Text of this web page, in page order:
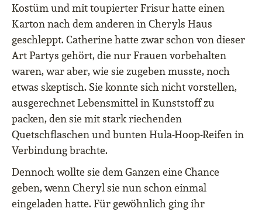
Kostüm und mit toupierter Frisur hatte einen
Karton nach dem anderen in Cheryls Haus
geschleppt. Catherine hatte zwar schon von dieser
Art Partys gehört, die nur Frauen vorbehalten
waren, war aber, wie sie zugeben musste, noch
etwas skeptisch. Sie konnte sich nicht vorstellen,
ausgerechnet Lebensmittel in Kunststoff zu
packen, den sie mit stark riechenden
Quetschflaschen und bunten Hula-Hoop-Reifen in
Verbindung brachte.
Dennoch wollte sie dem Ganzen eine Chance
geben, wenn Cheryl sie nun schon einmal
eingeladen hatte. Für gewöhnlich ging ihr